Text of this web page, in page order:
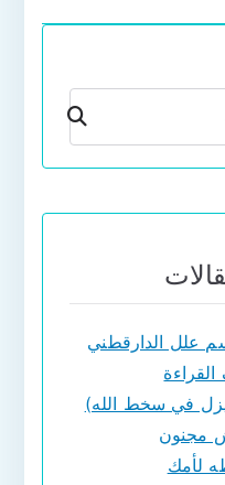
بحث
علل الدارقطني
في سخط الله)
مجنون
لأمك